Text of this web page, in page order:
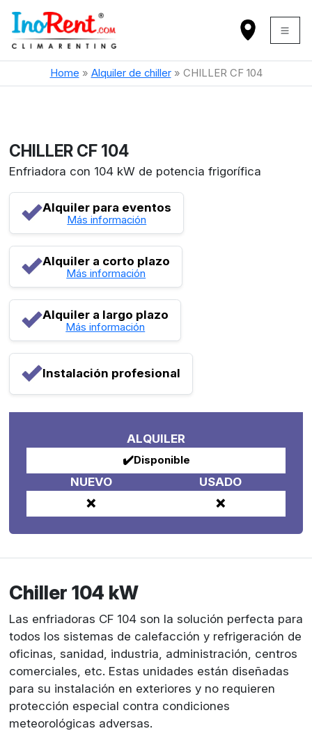
Home » Alquiler de chiller» CHILLER CF 104
CHILLER CF 104
Enfriadora con 104 kW de potencia frigorífica
Alquiler para eventos
Más información
Alquiler a corto plazo
Más información
Alquiler a largo plazo
Más información
Instalación profesional
ALQUILER
✔️Disponible
NUEVO
❌
USADO
❌
Chiller 104 kW
Las enfriadoras CF 104 son la solución perfecta para
todos los sistemas de calefacción y refrigeración de
oficinas, sanidad, industria, administración, centros
comerciales, etc. Estas unidades están diseñadas
para su instalación en exteriores y no requieren
protección especial contra condiciones
meteorológicas adversas.